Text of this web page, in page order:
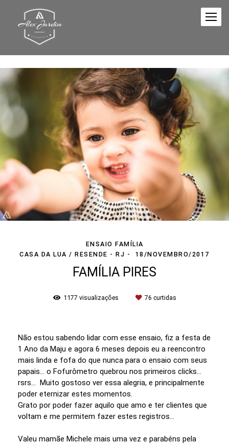
ENSAIO FAMÍLIA
CASA DA LUA / RESENDE - RJ
18/NOVEMBRO/2017
FAMÍLIA PIRES
1177 visualizações 76 curtidas
Não estou sabendo lidar com esse ensaio, fiz a festa de
1 Ano da Maju e agora 6 meses depois eu a reencontro
mais linda e fofa do que nunca para o ensaio com seus
papais... o Fofurômetro quebrou nos primeiros clicks...
rsrs... Muito gostoso ver essa alegria, e principalmente
poder eternizar estes momentos.
Grato por poder fazer aquilo que amo e ter clientes que
voltam e me permitem fazer estes registros...
Valeu mamãe Michele mais uma vez e parabéns pela